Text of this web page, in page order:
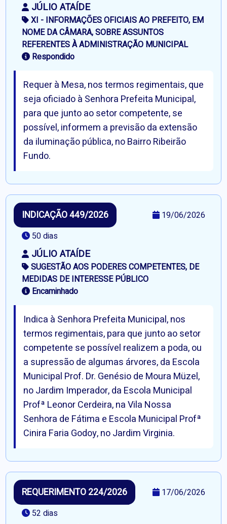
JÚLIO ATAÍDE
XI - INFORMAÇÕES OFICIAIS AO PREFEITO, EM
NOME DA CÂMARA, SOBRE ASSUNTOS
REFERENTES À ADMINISTRAÇÃO MUNICIPAL
Respondido
Requer à Mesa, nos termos regimentais, que
seja oficiado à Senhora Prefeita Municipal,
para que junto ao setor competente, se
possível, informem a previsão da extensão
da iluminação pública, no Bairro Ribeirão
Fundo.
INDICAÇÃO 449/2026
19/06/2026
50 dias
JÚLIO ATAÍDE
SUGESTÃO AOS PODERES COMPETENTES, DE
MEDIDAS DE INTERESSE PÚBLICO
Encaminhado
Indica à Senhora Prefeita Municipal, nos
termos regimentais, para que junto ao setor
competente se possível realizem a poda, ou
a supressão de algumas árvores, da Escola
Municipal Prof. Dr. Genésio de Moura Müzel,
no Jardim Imperador, da Escola Municipal
Profª Leonor Cerdeira, na Vila Nossa
Senhora de Fátima e Escola Municipal Profª
Cinira Faria Godoy, no Jardim Virginia.
REQUERIMENTO 224/2026
17/06/2026
52 dias